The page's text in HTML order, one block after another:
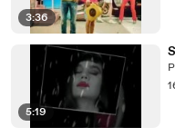
3:36
5:19